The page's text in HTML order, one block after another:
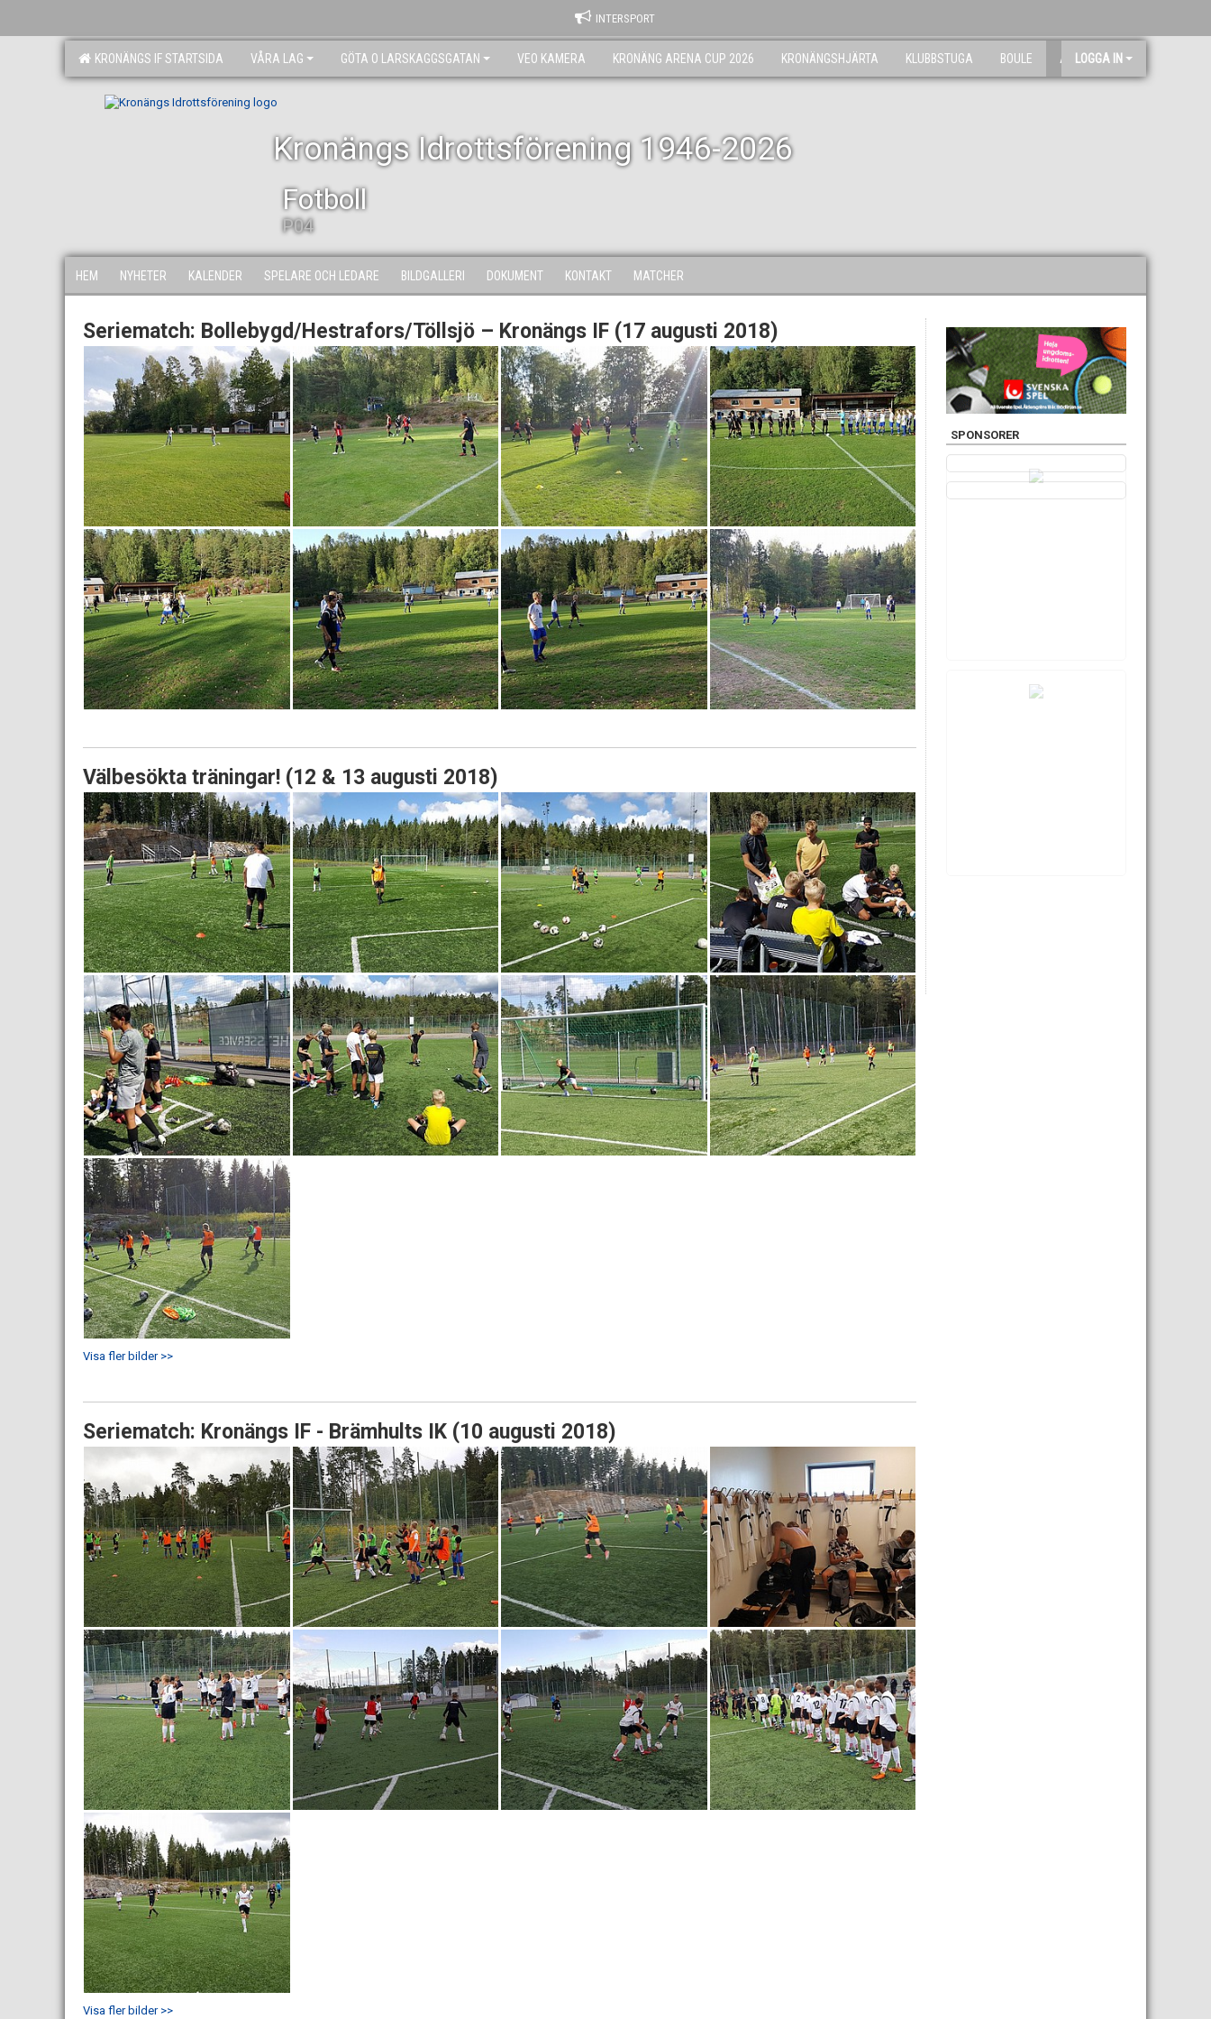
INTERSPORT
KRONÄNGS IF STARTSIDA VÅRA LAG GÖTA O LARSKAGGSGATAN VEO KAMERA KRONÄNG ARENA CUP 2026 KRONÄNGSHJÄRTA KLUBBSTUGA BOULE ARKIVLOGGA IN
Kronängs Idrottsförening 1946-2026
Fotboll
P04
HEM NYHETER KALENDER SPELARE OCH LEDARE BILDGALLERI DOKUMENT KONTAKT MATCHER
Seriematch: Bollebygd/Hestrafors/Töllsjö – Kronängs IF (17 augusti 2018)
Välbesökta träningar! (12 & 13 augusti 2018)
Visa fler bilder >>
Seriematch: Kronängs IF - Brämhults IK (10 augusti 2018)
Visa fler bilder >>
SPONSORER